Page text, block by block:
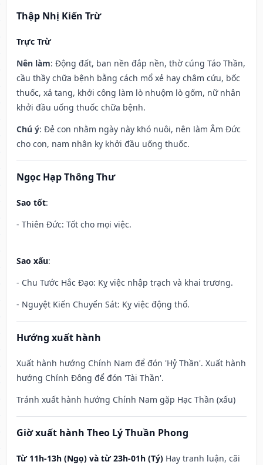
Thập Nhị Kiến Trừ
Trực Trừ
Nên làm: Động đất, ban nền đắp nền, thờ cúng Táo Thần,
cầu thầy chữa bệnh bằng cách mổ xẻ hay châm cứu, bốc
thuốc, xả tang, khởi công làm lò nhuộm lò gốm, nữ nhân
khởi đầu uống thuốc chữa bệnh.
Chú ý: Đẻ con nhằm ngày này khó nuôi, nên làm Âm Đức
cho con, nam nhân kỵ khởi đầu uống thuốc.
Ngọc Hạp Thông Thư
Sao tốt:
- Thiên Đức: Tốt cho mọi việc.
Sao xấu:
- Chu Tước Hắc Đạo: Kỵ việc nhập trạch và khai trương.
- Nguyệt Kiến Chuyển Sát: Kỵ việc động thổ.
Hướng xuất hành
Xuất hành hướng Chính Nam để đón 'Hỷ Thần'. Xuất hành
hướng Chính Đông để đón 'Tài Thần'.
Tránh xuất hành hướng Chính Nam gặp Hạc Thần (xấu)
Giờ xuất hành Theo Lý Thuần Phong
Từ 11h-13h (Ngọ) và từ 23h-01h (Tý) Hay tranh luận, cãi